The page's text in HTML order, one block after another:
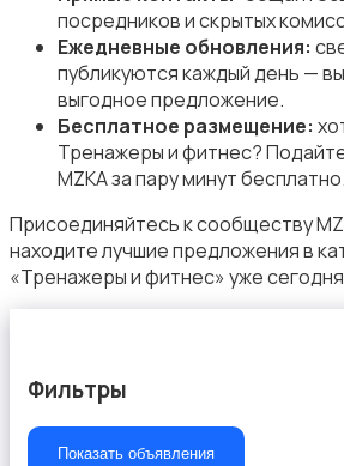
Теннис, бадминтон, дартс
посредников и скрытых
Ежедневные обновления:
публикуются каждый день —
выгодное предложение.
Бесплатное размещение:
Тренажеры и фитнес?
MZKA за пару минут бесплатно.
Присоединяйтесь к сообществу
находите лучшие предложения в
«Тренажеры и фитнес» уже
Фильтры
Показать объявления